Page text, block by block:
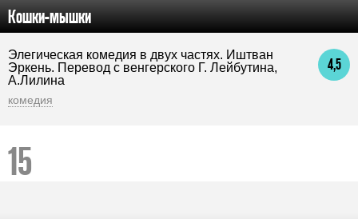
Кошки-мышки
4,5
Элегическая комедия в двух частях. Иштван
Эркень. Перевод с венгерского Г. Лейбутина,
А.Лилина
комедия